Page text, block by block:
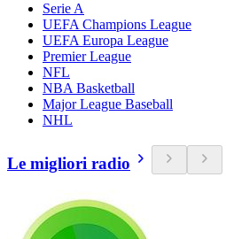
Serie A
UEFA Champions League
UEFA Europa League
Premier League
NFL
NBA Basketball
Major League Baseball
NHL
Le migliori radio